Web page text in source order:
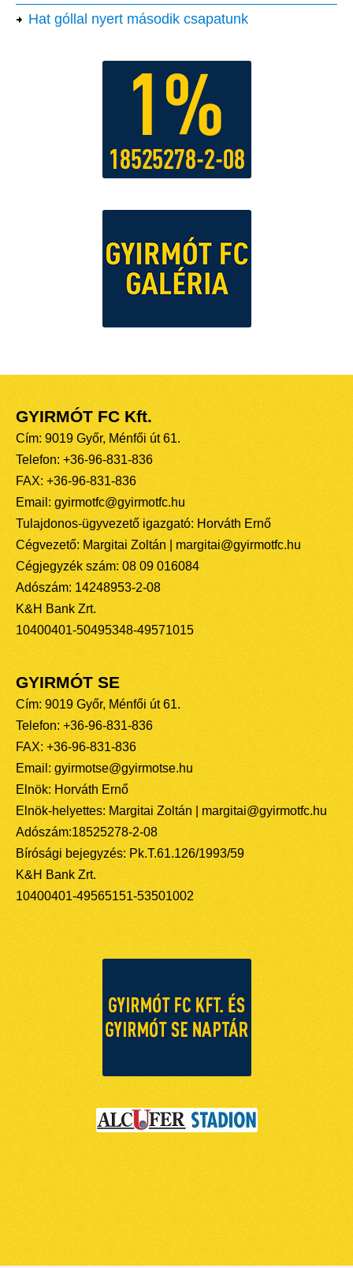
Hat góllal nyert második csapatunk
GYIRMÓT FC Kft.
Cím: 9019 Győr, Ménfői út 61.
Telefon: +36-96-831-836
FAX: +36-96-831-836
Email: gyirmotfc@gyirmotfc.hu
Tulajdonos-ügyvezető igazgató: Horváth Ernő
Cégvezető: Margitai Zoltán | margitai@gyirmotfc.hu
Cégjegyzék szám: 08 09 016084
Adószám: 14248953-2-08
K&H Bank Zrt.
10400401-50495348-49571015
GYIRMÓT SE
Cím: 9019 Győr, Ménfői út 61.
Telefon: +36-96-831-836
FAX: +36-96-831-836
Email: gyirmotse@gyirmotse.hu
Elnök: Horváth Ernő
Elnök-helyettes: Margitai Zoltán | margitai@gyirmotfc.hu
Adószám:18525278-2-08
Bírósági bejegyzés: Pk.T.61.126/1993/59
K&H Bank Zrt.
10400401-49565151-53501002